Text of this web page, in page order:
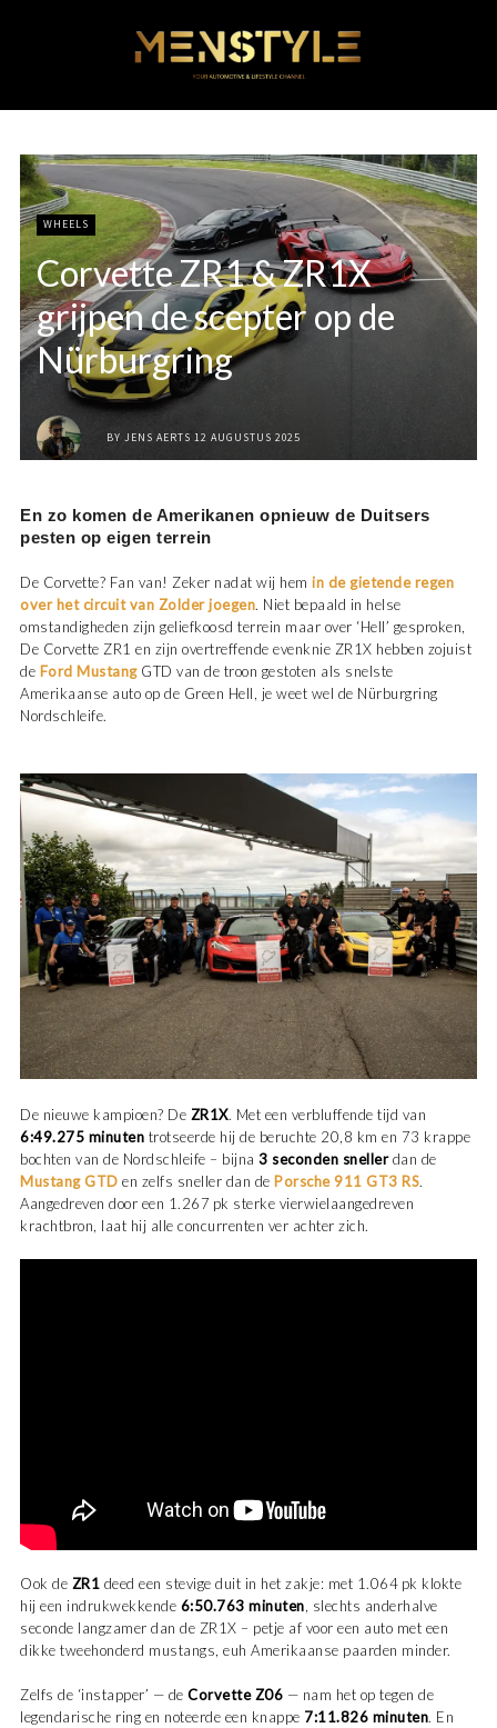
WHEELS
Corvette ZR1 & ZR1X
grijpen de scepter op de
Nürburgring
BY JENS AERTS 12 AUGUSTUS 2025
En zo komen de Amerikanen opnieuw de Duitsers
pesten op eigen terrein
De Corvette? Fan van! Zeker nadat wij hem in de gietende regen
over het circuit van Zolder joegen. Niet bepaald in helse
omstandigheden zijn geliefkoosd terrein maar over ‘Hell’ gesproken,
De Corvette ZR1 en zijn overtreffende evenknie ZR1X hebben zojuist
de Ford MustangGTD van de troon gestoten als snelste
Amerikaanse auto op de Green Hell, je weet wel de Nürburgring
Nordschleife.
De nieuwe kampioen? De ZR1X. Met een verbluffende tijd van
6:49.275 minuten trotseerde hij de beruchte 20,8 km en 73 krappe
bochten van de Nordschleife – bijna 3 seconden snellerdan de
Mustang GTD en zelfs sneller dan de Porsche 911 GT3 RS.
Aangedreven door een 1.267 pk sterke vierwielaangedreven
krachtbron, laat hij alle concurrenten ver achter zich.
Ook de ZR1 deed een stevige duit in het zakje: met 1.064 pk klokte
hij een indrukwekkende 6:50.763 minuten , slechts anderhalve
seconde langzamer dan de ZR1X – petje af voor een auto met een
dikke tweehonderd mustangs, euh Amerikaanse paarden minder.
Zelfs de ‘instapper’ — de Corvette Z06 — nam het op tegen de
legendarische ring en noteerde een knappe 7:11.826 minuten. En